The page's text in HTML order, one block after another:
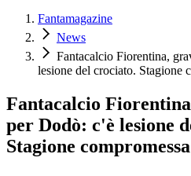
Fantamagazine
News
Fantacalcio Fiorentina,
lesione del crociato. Stagione
Fantacalcio
per Dodò: c'è lesione
Stagione